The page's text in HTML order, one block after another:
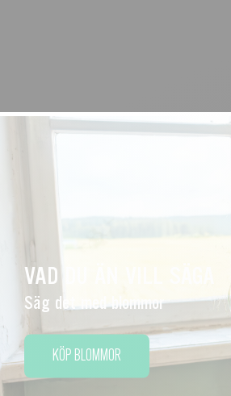
VAD DU ÄN VILL SÄGA
Säg det med blommor
KÖP BLOMMOR